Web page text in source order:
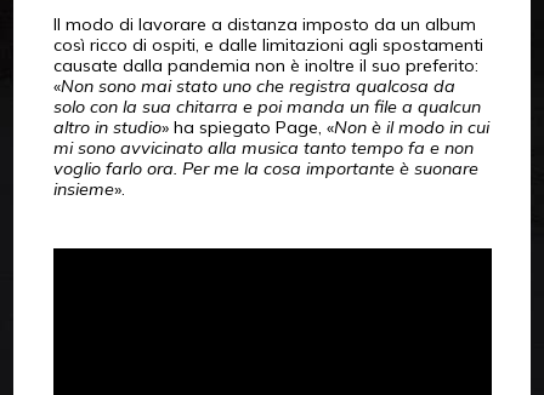
Il modo di lavorare a distanza imposto da un album
così ricco di ospiti, e dalle limitazioni agli spostamenti
causate dalla pandemia non è inoltre il suo preferito:
«Non sono mai stato uno che registra qualcosa da
solo con la sua chitarra e poi manda un file a qualcun
altro in studio» ha spiegato Page, «Non è il modo in cui
mi sono avvicinato alla musica tanto tempo fa e non
voglio farlo ora. Per me la cosa importante è suonare
insieme».